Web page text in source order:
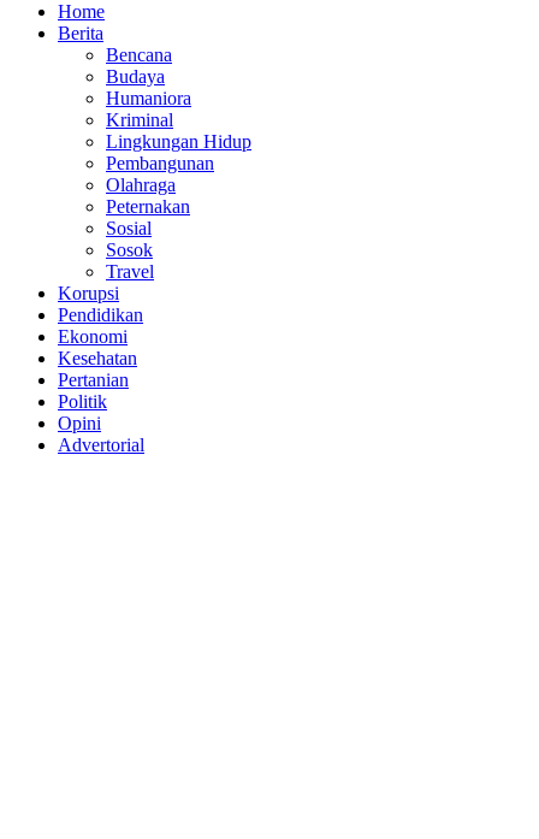
Home
Berita
Bencana
Budaya
Humaniora
Kriminal
Lingkungan Hidup
Pembangunan
Olahraga
Peternakan
Sosial
Sosok
Travel
Korupsi
Pendidikan
Ekonomi
Kesehatan
Pertanian
Politik
Opini
Advertorial